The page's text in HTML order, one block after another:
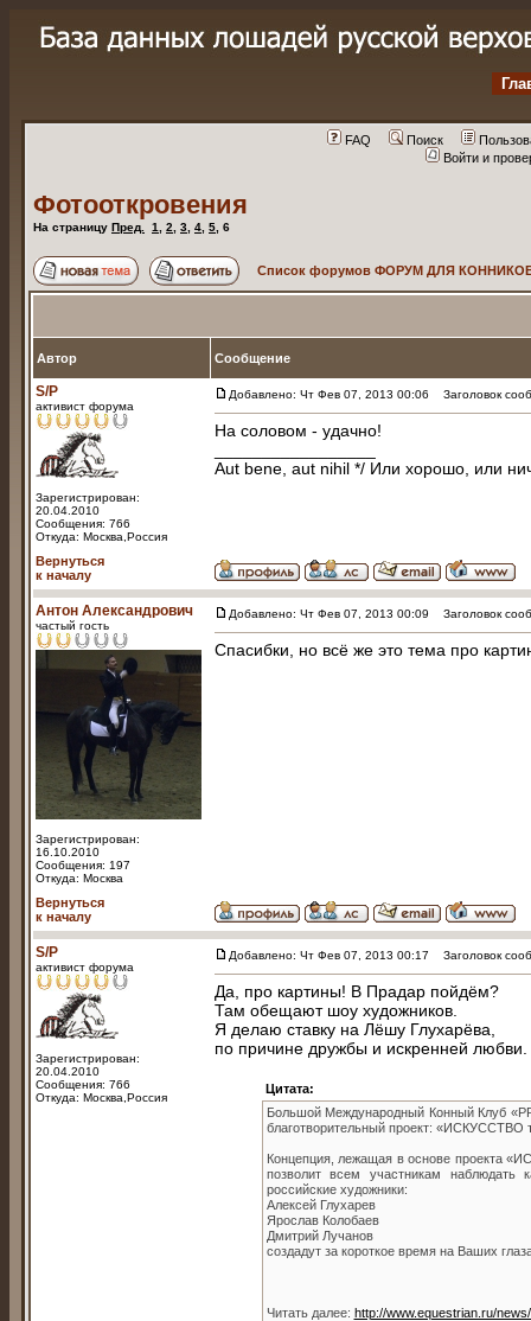
FAQ Поиск
Войти и
Фотооткровения
На страницу Пред. 1 2 3 4 5 6
Список форумов ФОРУМ ДЛЯ КОННИКОВ
Автор Сообщение
S/P
активист форума
Зарегистрирован:
20.04.2010
Сообщения: 766
Откуда: Москва,Россия
Добавлено: Чт Фев 07, 2013 00:06 Заголовок
На соловом - удачно!
Aut bene, aut nihil */ Или хорошо, или
Вернуться
к началу
Антон Александрович
частый гость
Зарегистрирован:
16.10.2010
Сообщения: 197
Откуда: Москва
Добавлено: Чт Фев 07, 2013 00:09 Заголовок
Спасибки, но всё же это тема про
Вернуться
к началу
S/P
активист форума
Зарегистрирован:
20.04.2010
Сообщения: 766
Откуда: Москва,Россия
Добавлено: Чт Фев 07, 2013 00:17 Заголовок
Да, про картины! В Прадар пойдём?
Там обещают шоу художников.
Я делаю ставку на Лёшу Глухарёва,
по причине дружбы и искренней любви.
Цитата:
Большой Международный Конный Клуб
благотворительный проект: «ИСКУСCТВО
Концепция, лежащая в основе проекта
позволит всем участникам наблюдать
российские художники:
Алексей Глухарев
Ярослав Колобаев
Дмитрий Лучанов
создадут за короткое время на Ваших
Читать далее: http://www.equestrian.ru/